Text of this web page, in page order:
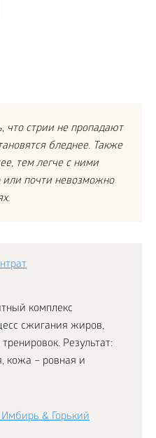
стрии не пропадают
бледнее. Также
тем легче с ними
или почти невозможно
комплекс
сжигания жиров,
Результат:
кожа – ровная и
& Горький